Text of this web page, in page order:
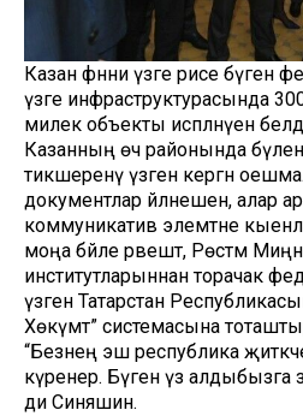
Казан фәнни үзәге рәисе
үзәге инфраструктурасында
милек объекты исәпләнүен
Казанның өч районында
тикшеренү үзәгенә кергән
документлар әйләнешен, алар
коммуникатив элемтәне
моңа бәйле рәвештә, Рөстәм
институтларыннан торачак
үзәген Татарстан
Хөкүмәт” системасына
“Безнең эш республика
күренер. Бүген үз алдыбызга
ди Синяшин.